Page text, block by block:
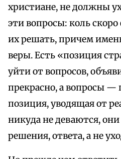
христиане, не должны
эти вопросы: коль
их решать, причем
веры. Есть «позиция
уйти от вопросов,
прекрасно, а вопросы —
позиция, уводящая от
никуда не деваются,
решения, ответа, а не